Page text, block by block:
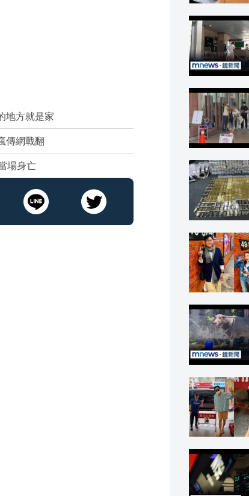
地方就是家
傳網戰翻
場身亡